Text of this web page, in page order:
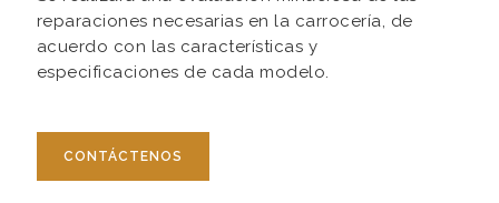
reparaciones necesarias en la carrocería, de
acuerdo con las características y
especificaciones de cada modelo.
CONTÁCTENOS